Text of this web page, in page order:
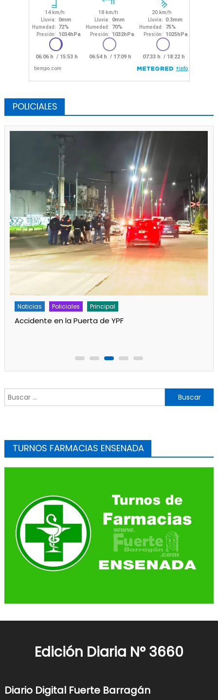
POLICIALES
Policiales Principal
Un partido de fútbol en Progreso terminó con
Buscar:
TURNOS FARMACIAS ENSENADA
Edición Diaria N° 3660
Diario Digital Fuerte Barragán